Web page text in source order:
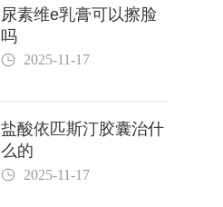
尿素维e乳膏可以擦脸
吗
2025-11-17
盐酸依匹斯汀胶囊治什
么的
2025-11-17